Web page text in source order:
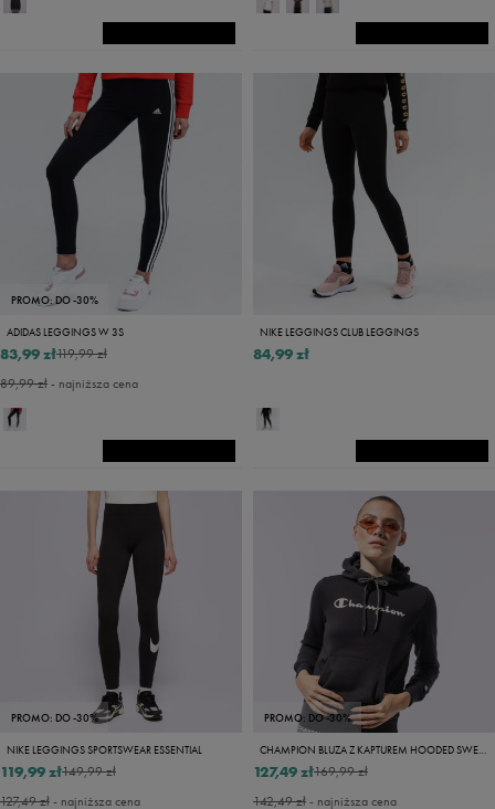
PROMO: DO -30%
ADIDAS LEGGINGS W 3S
119,99 zł
83,99 zł
89,99 zł- najniższa cena
NIKE LEGGINGS CLUB LEGGINGS
84,99 zł
PROMO: DO -30%
NIKE LEGGINGS SPORTSWEAR ESSENTIAL
149,99 zł
119,99 zł
127,49 zł- najniższa cena
PROMO: DO -30%
CHAMPION BLUZA Z KAPTUREM HOODED SWEATSHIRT
169,99 zł
127,49 zł
142,49 zł- najniższa cena